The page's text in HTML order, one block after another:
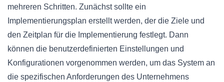
mehreren Schritten. Zunächst sollte ein
Implementierungsplan erstellt werden, der die Ziele und
den Zeitplan für die Implementierung festlegt. Dann
können die benutzerdefinierten Einstellungen und
Konfigurationen vorgenommen werden, um das System an
die spezifischen Anforderungen des Unternehmens